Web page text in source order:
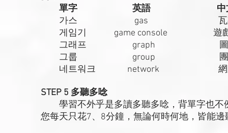
單字 英語
가스 gas 瓦
게임기 game console 遊戲
그래프 graph 圖
그룹 group 團
네트워크 network 網
STEP 5 多聽多唸
學習不外乎是多讀多聽多唸，背單字也不
您每天只花7、8分鐘，無論何時何地，皆能